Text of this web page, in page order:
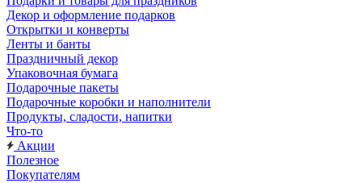
Декор и оформление подарков
Открытки и конверты
Ленты и банты
Праздничный декор
Упаковочная бумага
Подарочные пакеты
Подарочные коробки и наполнители
Продукты, сладости, напитки
Что-то
Акции
Полезное
Покупателям